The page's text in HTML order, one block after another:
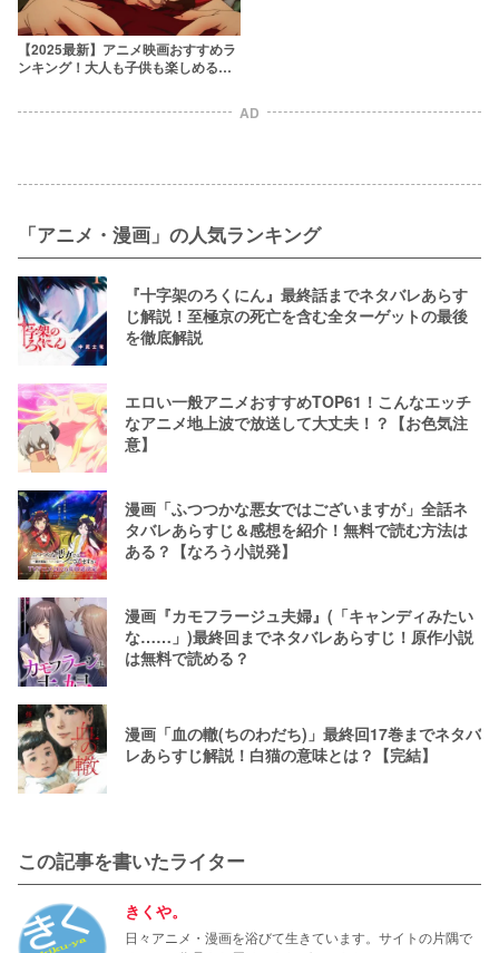
【2025最新】アニメ映画おすすめラ
ンキング！大人も子供も楽しめる最
AD
「アニメ・漫画」の人気ランキング
『十字架のろくにん』最終話までネタバレあらす
じ解説！至極京の死亡を含む全ターゲットの最後
を徹底解説
エロい一般アニメおすすめTOP61！こんなエッチ
なアニメ地上波で放送して大丈夫！？【お色気注
意】
漫画「ふつつかな悪女ではございますが」全話ネ
タバレあらすじ＆感想を紹介！無料で読む方法は
ある？【なろう小説発】
漫画『カモフラージュ夫婦』(「キャンディみたい
な……」)最終回までネタバレあらすじ！原作小説
は無料で読める？
漫画「血の轍(ちのわだち)」最終回17巻までネタバ
レあらすじ解説！白猫の意味とは？【完結】
この記事を書いたライター
きくや。
日々アニメ・漫画を浴びて生きています。サイトの片隅で